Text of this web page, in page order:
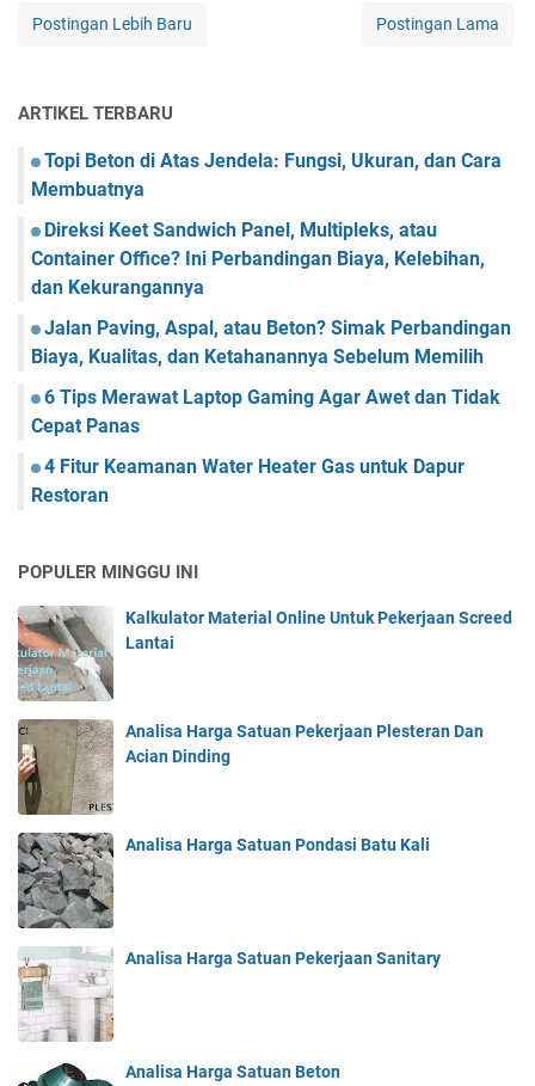
Postingan Lebih Baru Postingan Lama
ARTIKEL TERBARU
Topi Beton di Atas Jendela: Fungsi, Ukuran, dan Cara
Membuatnya
Direksi Keet Sandwich Panel, Multipleks, atau
Container Office? Ini Perbandingan Biaya, Kelebihan,
dan Kekurangannya
Jalan Paving, Aspal, atau Beton? Simak Perbandingan
Biaya, Kualitas, dan Ketahanannya Sebelum Memilih
6 Tips Merawat Laptop Gaming Agar Awet dan Tidak
Cepat Panas
4 Fitur Keamanan Water Heater Gas untuk Dapur
Restoran
POPULER MINGGU INI
Kalkulator Material Online Untuk Pekerjaan Screed
Lantai
Analisa Harga Satuan Pekerjaan Plesteran Dan
Acian Dinding
Analisa Harga Satuan Pondasi Batu Kali
Analisa Harga Satuan Pekerjaan Sanitary
Analisa Harga Satuan Beton